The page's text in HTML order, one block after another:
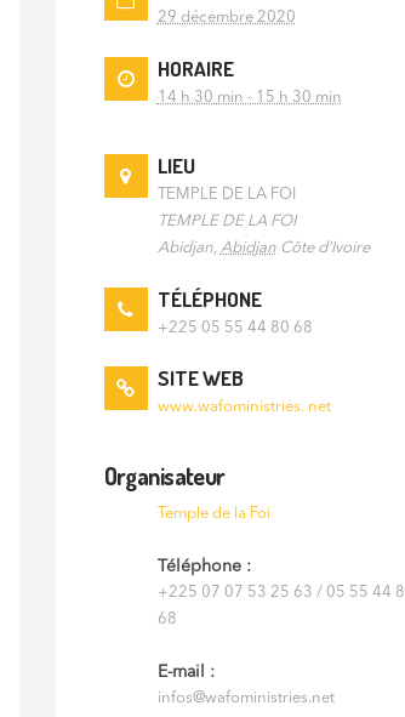
29 décembre 2020
HORAIRE
14 h 30 min - 15 h 30 min
LIEU
TEMPLE DE LA FOI
TEMPLE DE LA FOI
Abidjan, Abidjan Côte d'Ivoire
TÉLÉPHONE
+225 05 55 44 80 68
SITE WEB
www.wafoministries. net
Organisateur
Temple de la Foi
Téléphone :
+225 07 07 53 25 63 / 05 55 44
68
E-mail :
infos@wafoministries.net